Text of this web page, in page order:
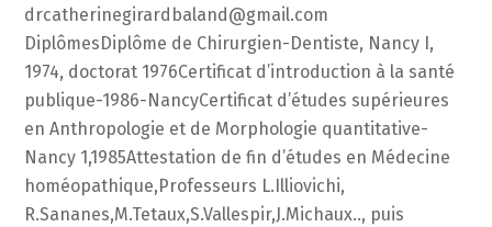
drcatherinegirardbaland@gmail.com
DiplômesDiplôme de Chirurgien-Dentiste, Nancy I,
1974, doctorat 1976Certificat d’introduction à la santé
publique-1986-NancyCertificat d’études supérieures
en Anthropologie et de Morphologie quantitative-
Nancy 1,1985Attestation de fin d’études en Médecine
homéopathique,Professeurs L.Illiovichi,
R.Sananes,M.Tetaux,S.Vallespir,J.Michaux.., puis